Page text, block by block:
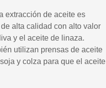
extracción de aceite es
alta calidad con alto valor
y el aceite de linaza.
utilizan prensas de aceite
y colza para que el aceite